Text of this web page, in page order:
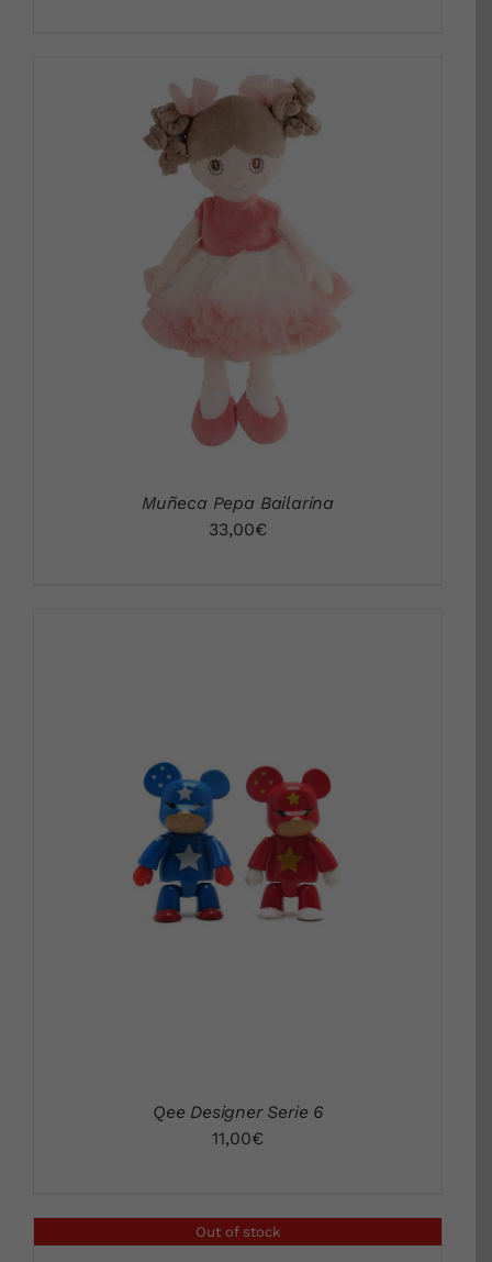
Muñeca Pepa Bailarina
33,00€
DETALLES
Qee Designer Serie 6
11,00€
Out of stock